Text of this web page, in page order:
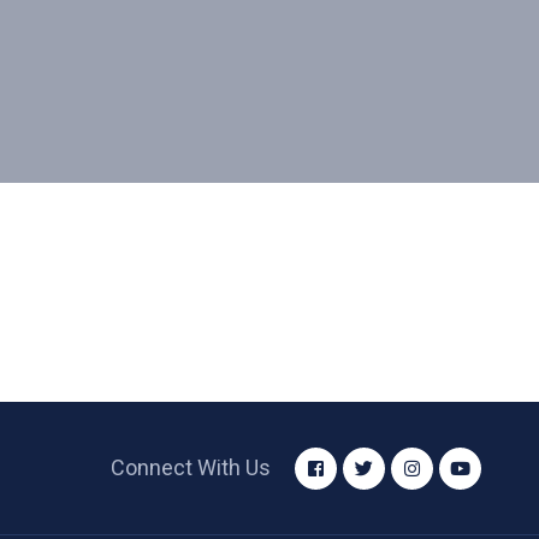
Connect With Us